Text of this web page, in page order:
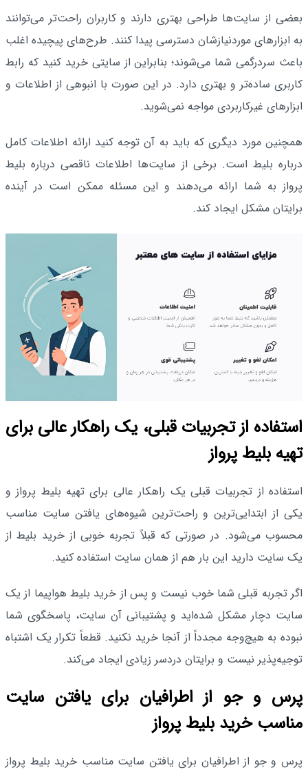
بعضی از سایت‌ها طراحی بهتری دارند و کاربران راحت‌تر می‌توانند
به ابزارهای موردنیازشان دسترسی پیدا کنند. طرح‌های پیچیده اغلب
باعث سردرگمی شما می‌شوند؛ بنابراین از سایتی خرید کنید که رابط
کاربری ساده‌تر و بهتری دارد. در این صورت با انبوهی از اطلاعات و
ابزارهای غیرکاربردی مواجه نمی‌شوید.
همچنین مورد دیگری که باید به آن توجه کنید ارائه اطلاعات کامل
درباره بلیط است. برخی از سایت‌ها اطلاعات ناقصی درباره بلیط
پرواز به شما ارائه می‌دهند و این مسئله ممکن است در آینده
برایتان مشکل ایجاد کند.
استفاده از تجربیات قبلی، یک راهکار عالی برای
تهیه بلیط پرواز
استفاده از تجربیات قبلی یک راهکار عالی برای تهیه بلیط پرواز و
یکی از ابتدایی‌ترین و راحت‌ترین شیوه‌های یافتن سایت مناسب
محسوب می‌شود. در صورتی که قبلاً تجربه خوبی از خرید بلیط از
یک سایت دارید این بار هم از همان سایت استفاده کنید.
اگر تجربه قبلی شما خوب نیست و پس از خرید بلیط هواپیما از یک
سایت دچار مشکل شده‌اید و پشتیبانی آن سایت، پاسخگوی شما
نبوده به هیچ‌وجه مجدداً از آنجا خرید نکنید. قطعاً تکرار یک اشتباه
توجیه‌پذیر نیست و برایتان دردسر زیادی ایجاد می‌کند.
پرس و جو از اطرافیان برای یافتن سایت
مناسب خرید بلیط پرواز
پرس و جو از اطرافیان برای یافتن سایت مناسب خرید بلیط پرواز